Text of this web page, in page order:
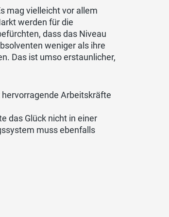
mag vielleicht vor allem
werden für die
dass das Niveau
weniger als ihre
Das ist umso erstaunlicher,
Arbeitskräfte
das Glück nicht in einer
muss ebenfalls